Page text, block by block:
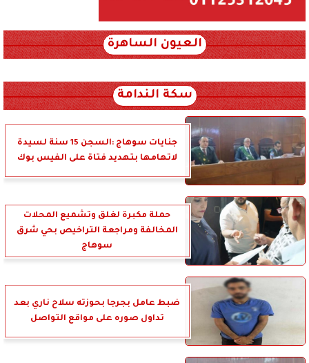
العيون الساهرة
سكة الندامة
جنايات سوهاج :السجن 15 سنة لسيدة
لاتهامها بتهديد فتاة على الفيس بوك
حملة مكبرة لغلق وتشميع المحلات
المخالفة ومراجعة التراخيص بحي شرق
سوهاج
ضبط عامل بجرجا بحوزته سلاح ناري بعد
تداول صوره على مواقع التواصل